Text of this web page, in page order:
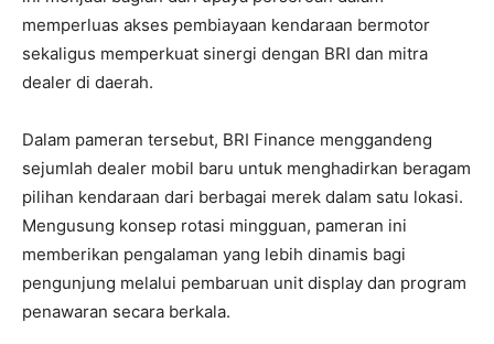
memperluas akses pembiayaan kendaraan bermotor
sekaligus memperkuat sinergi dengan BRI dan mitra
dealer di daerah.
Dalam pameran tersebut, BRI Finance menggandeng
sejumlah dealer mobil baru untuk menghadirkan beragam
pilihan kendaraan dari berbagai merek dalam satu lokasi.
Mengusung konsep rotasi mingguan, pameran ini
memberikan pengalaman yang lebih dinamis bagi
pengunjung melalui pembaruan unit display dan program
penawaran secara berkala.